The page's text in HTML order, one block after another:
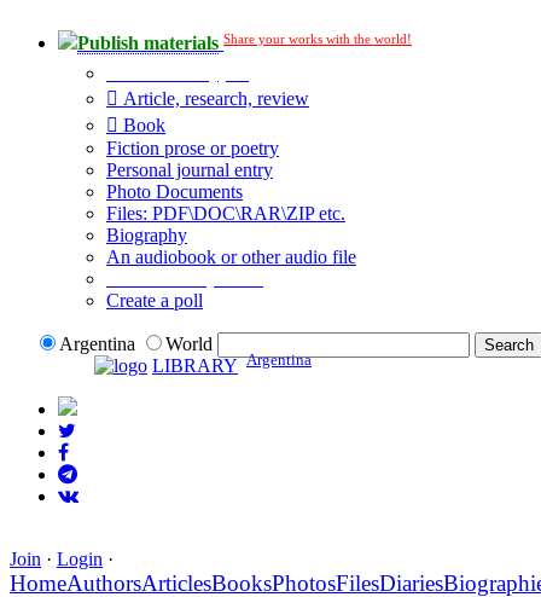
Publish materials Share your works with the world!
Article, research, review
Book
Fiction prose or poetry
Personal journal entry
Photo Documents
Files: PDF\DOC\RAR\ZIP etc.
Biography
An audiobook or other audio file
Create a poll
Argentina
World
LIBRARY Argentina
Join · Login ·
HomeAuthorsArticlesBooksPhotosFilesDiaries